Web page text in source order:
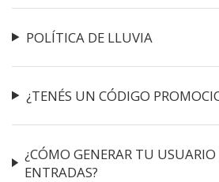
POLÍTICA DE LLUVIA
¿TENÉS UN CÓDIGO
¿CÓMO GENERAR TU
ENTRADAS?